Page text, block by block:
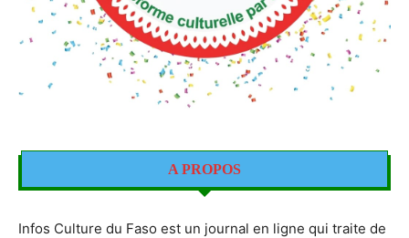
A PROPOS
Infos Culture du Faso est un journal en ligne qui traite de